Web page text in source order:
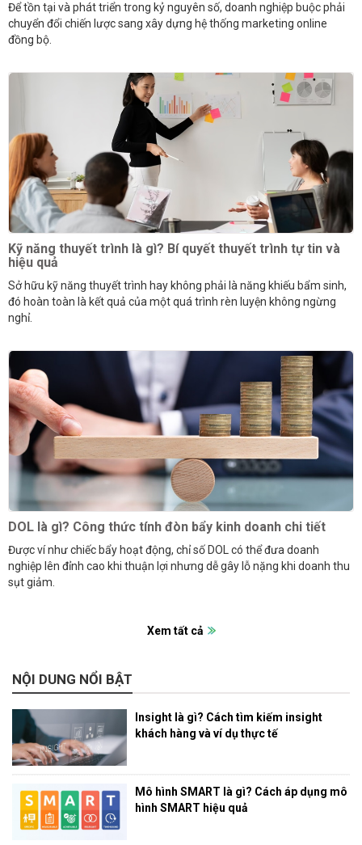
Để tồn tại và phát triển trong kỷ nguyên số, doanh nghiệp buộc phải
chuyển đổi chiến lược sang xây dựng hệ thống marketing online
đồng bộ.
Kỹ năng thuyết trình là gì? Bí quyết thuyết trình tự tin và
hiệu quả
Sở hữu kỹ năng thuyết trình hay không phải là năng khiếu bẩm sinh,
đó hoàn toàn là kết quả của một quá trình rèn luyện không ngừng
nghỉ.
DOL là gì? Công thức tính đòn bẩy kinh doanh chi tiết
Được ví như chiếc bẩy hoạt động, chỉ số DOL có thể đưa doanh
nghiệp lên đỉnh cao khi thuận lợi nhưng dễ gây lỗ nặng khi doanh thu
sụt giảm.
Xem tất cả
NỘI DUNG NỔI BẬT
Insight là gì? Cách tìm kiếm insight
khách hàng và ví dụ thực tế
Mô hình SMART là gì? Cách áp dụng mô
hình SMART hiệu quả